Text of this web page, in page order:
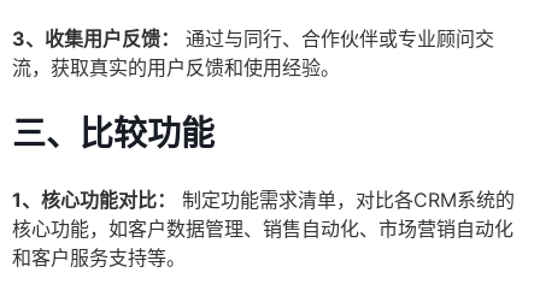
3、收集用户反馈：
通过与同行、合作伙伴或专业顾问交
流，获取真实的用户反馈和使用经验。
三、比较功能
1、核心功能对比：
制定功能需求清单，对比各CRM系统的
核心功能，如客户数据管理、销售自动化、市场营销自动化
和客户服务支持等。